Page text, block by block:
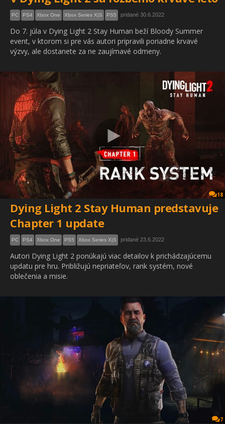
PC PS4 Xbox One Xbox Series X|S PS5 pridané 30.6.2022
Do 7. júla v Dying Light 2 Stay Human beží Bloody Summer
event, v ktorom si pre vás autori pripravili poriadne krvavé
výzvy, ale dostanete za ne zaujímavé odmeny.
18
Dying Light 2 Stay Human predstavuje
Chapter 1 update
PC PS4 Xbox One PS5 Xbox Series X|S pridané 23.6.2022
Autori Dying Light 2 ponúkajú viac detailov k prichádzajúcemu
updatu pre hru. Približujú nepriateľov, rank systém, nové
oblečenia a misie.
7